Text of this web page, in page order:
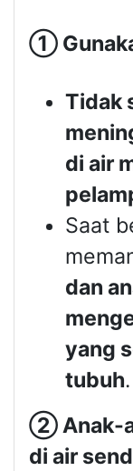
①
Tidak
di air
Saat
dan
yang
tubuh.
②Anak-
di air